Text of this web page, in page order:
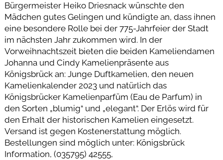
Bürgermeister Heiko Driesnack wünschte den
Mädchen gutes Gelingen und kündigte an, dass ihnen
eine besondere Rolle bei der 775-Jahrfeier der Stadt
im nächsten Jahr zukommen wird. In der
Vorweihnachtszeit bieten die beiden Kameliendamen
Johanna und Cindy Kamelienpräsente aus
Königsbrück an: Junge Duftkamelien, den neuen
Kamelienkalender 2023 und natürlich das
Königsbrücker Kamelienparfüm (Eau de Parfum) in
den Sorten „blumig“ und „elegant“. Der Erlös wird für
den Erhalt der historischen Kamelien eingesetzt.
Versand ist gegen Kostenerstattung möglich.
Bestellungen sind möglich unter: Königsbrück
Information, (035795) 42555,